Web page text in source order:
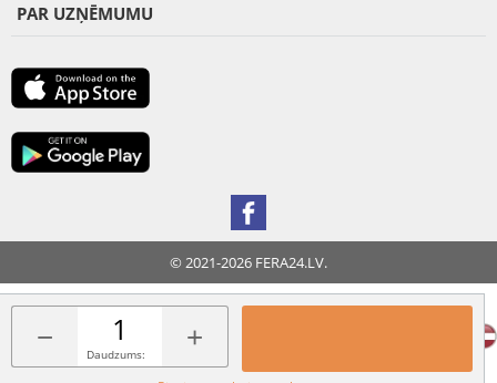
− +
Daudzums:
PAR UZŅĒMUMU
© 2021-2026 FERA24.LV.
FERA INTERNATIONAL: